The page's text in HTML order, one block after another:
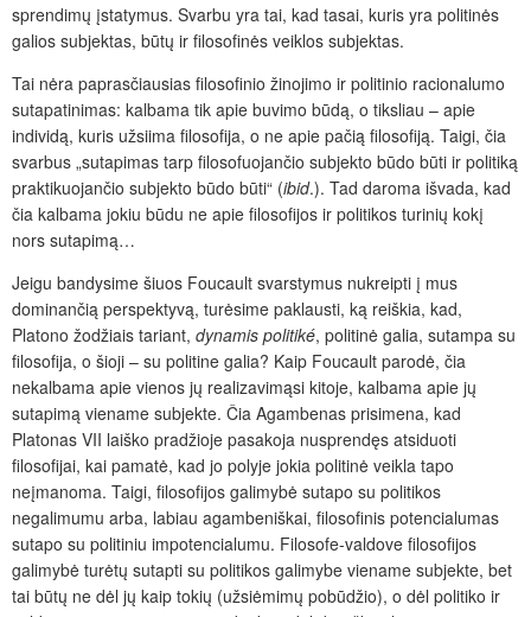
sprendimų įstatymus. Svarbu yra tai, kad tasai, kuris yra politinės
galios subjektas, būtų ir filosofinės veiklos subjektas.
Tai nėra paprasčiausias filosofinio žinojimo ir politinio racionalumo
sutapatinimas: kalbama tik apie buvimo būdą, o tiksliau – apie
individą, kuris užsiima filosofija, o ne apie pačią filosofiją. Taigi, čia
svarbus „sutapimas tarp filosofuojančio subjekto būdo būti ir politiką
praktikuojančio subjekto būdo būti“ (ibid.). Tad daroma išvada, kad
čia kalbama jokiu būdu ne apie filosofijos ir politikos turinių kokį
nors sutapimą…
Jeigu bandysime šiuos Foucault svarstymus nukreipti į mus
dominančią perspektyvą, turėsime paklausti, ką reiškia, kad,
Platono žodžiais tariant, dynamis politiké, politinė galia, sutampa su
filosofija, o šioji – su politine galia? Kaip Foucault parodė, čia
nekalbama apie vienos jų realizavimąsi kitoje, kalbama apie jų
sutapimą viename subjekte. Čia Agambenas prisimena, kad
Platonas VII laiško pradžioje pasakoja nusprendęs atsiduoti
filosofijai, kai pamatė, kad jo polyje jokia politinė veikla tapo
neįmanoma. Taigi, filosofijos galimybė sutapo su politikos
negalimumu arba, labiau agambeniškai, filosofinis potencialumas
sutapo su politiniu impotencialumu. Filosofe-valdove filosofijos
galimybė turėtų sutapti su politikos galimybe viename subjekte, bet
tai būtų ne dėl jų kaip tokių (užsiėmimų pobūdžio), o dėl politiko ir